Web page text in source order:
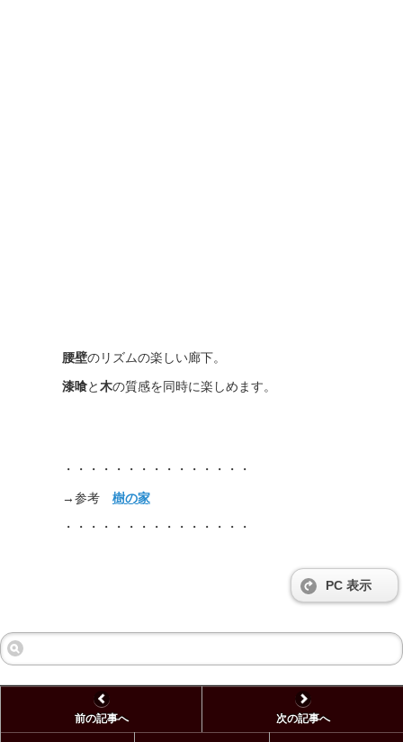
腰壁のリズムの楽しい廊下。
漆喰と木の質感を同時に楽しめます。
・・・・・・・・・・・・・・・
→参考 樹の家
・・・・・・・・・・・・・・・
PC 表示
前の記事へ 次の記事へ